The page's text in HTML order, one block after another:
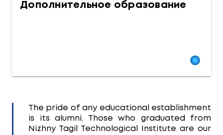
Дополнительное образование
The pride of any educational establishment
is its alumni. Those who graduated from
Nizhny Tagil Technological Institute are our